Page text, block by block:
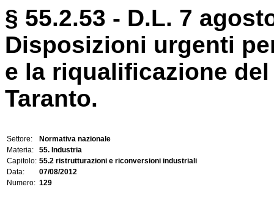
§ 55.2.53 - D.L. 7
Disposizioni urgenti
e la riqualificazione
Taranto.
Settore:
Normativa nazionale
Materia:
55. Industria
Capitolo: 55.2 ristrutturazioni e riconversioni industriali
Data:
07/08/2012
Numero: 129